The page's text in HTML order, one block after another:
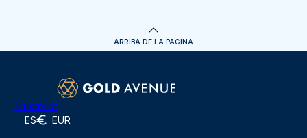
ARRIBA DE LA PÁGINA
Trustpilot
ES EUR